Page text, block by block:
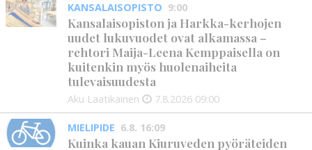
KANSALAISOPISTO 9:00
Kansalaisopiston ja Harkka-kerhojen
uudet lukuvuodet ovat alkamassa –
rehtori Maija-Leena Kemppaisella on
kuitenkin myös huolenaiheita
tulevaisuudesta
Aku Laatikainen 7.8.2026 09:00
MIELIPIDE 6.8. 16:09
Kuinka kauan Kiuruveden pyöräteiden